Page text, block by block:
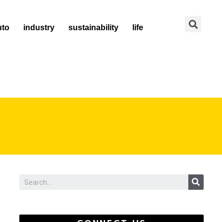
industry sustainability life